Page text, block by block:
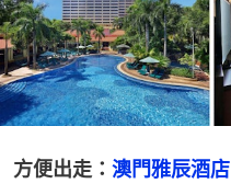
方便出走： 澳門雅辰酒店